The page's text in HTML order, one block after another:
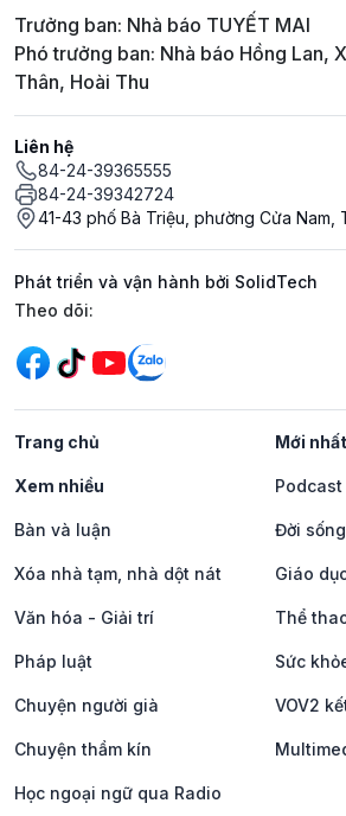
Trưởng ban: Nhà báo TUYẾT MAI
Phó trưởng ban: Nhà báo Hồng Lan,
Thân, Hoài Thu
Liên hệ
84-24-39365555
84-24-39342724
41-43 phố Bà Triệu, phường Cửa Nam,
Phát triển và vận hành bởi SolidTech
Mạng xã hội
Theo dõi:
Trang chủ Mới nhất
Xem nhiều Podcast
Bàn và luận Đời
Xóa nhà tạm, nhà dột nát Giáo
Văn hóa - Giải trí Thể
Pháp luật Sức
Chuyện người già VOV2
Chuyện thầm kín
Học ngoại ngữ qua Radio